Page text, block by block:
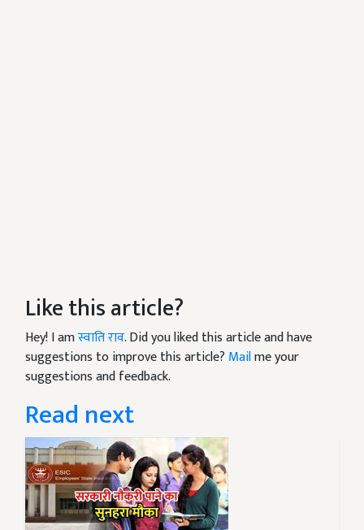
Like this article?
Hey! I amस्वाति राव. Did you liked this article and have
suggestions to improve this article? Mailme your
suggestions and feedback.
Read next